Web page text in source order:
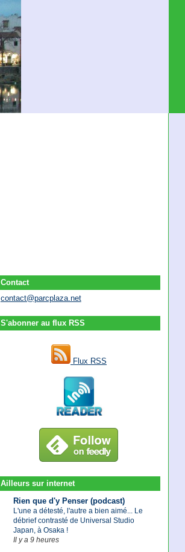
Contact
contact@parcplaza.net
S'abonner au flux RSS
Flux RSS
Ailleurs sur internet
Rien que d'y Penser (podcast)
L'une a détesté, l'autre a bien aimé... Le
débrief contrasté de Universal Studio
Japan, à Osaka !
Il y a 9 heures